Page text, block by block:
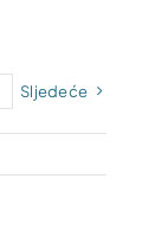
Sljedeće